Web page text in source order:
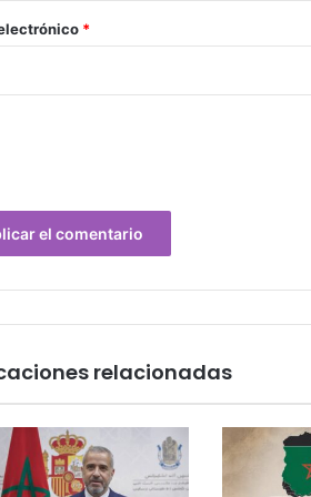
*
relacionadas